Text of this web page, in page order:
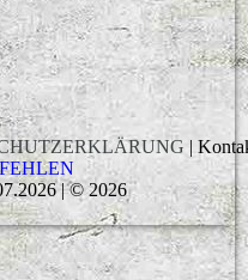
|
| © 2026